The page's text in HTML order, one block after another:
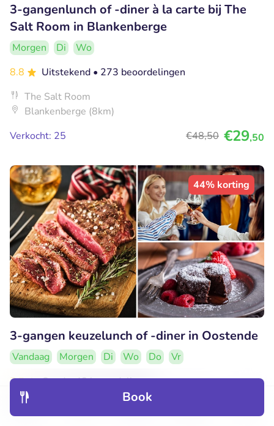
Book
3-gangenlunch of -diner à la carte bij The
Salt Room in Blankenberge
Morgen Di
Wo
8.8
Uitstekend • 273 beoordelingen
The Salt Room
Blankenberge (8km)
Verkocht: 25
€48,50 €29,50
44% korting
3-gangen keuzelunch of -diner in Oostende
Vandaag Morgen Di Wo Do
Vr
7.7
Goed• 48 beoordelingen
Penguin
Oostende (8km)